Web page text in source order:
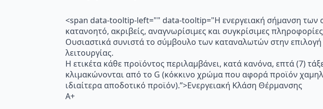
<span data-tooltip-left="" data-tooltip="Η ενεργειακή σήμανση των
κατανοητό, ακριβείς, αναγνωρίσιμες και συγκρίσιμες
Ουσιαστικά συνιστά το σύμβουλο των καταναλωτών στην
λειτουργίας.
Η ετικέτα κάθε προϊόντος περιλαμβάνει, κατά κανόνα, επτά (7)
κλιμακώνονται από το G (κόκκινο χρώμα που αφορά προϊόν
ιδιαίτερα αποδοτικό προϊόν).”>Ενεργειακή Κλάση Θέρμανσης
A+